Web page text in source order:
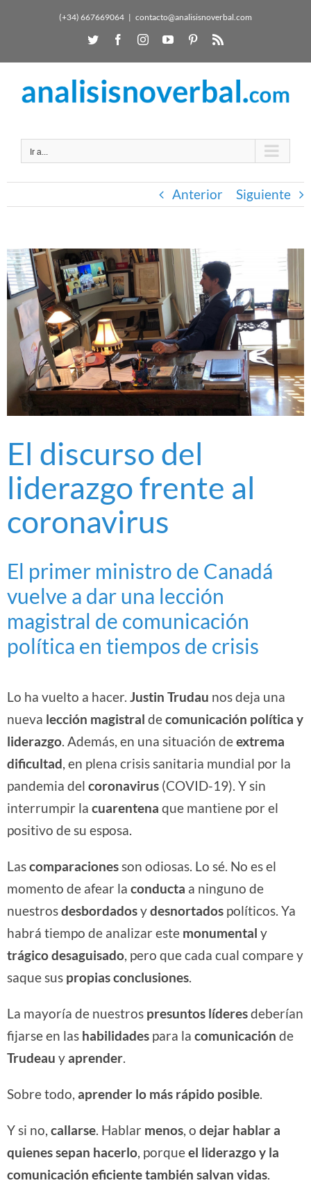
(+34) 667669064 | contacto@analisisnoverbal.com
Ir a...
Anterior Siguiente
El discurso del
liderazgo frente al
coronavirus
El primer ministro de Canadá
vuelve a dar una lección
magistral de comunicación
política en tiempos de crisis
Lo ha vuelto a hacer. Justin Trudau nos deja una
nueva lección magistral decomunicación política y
liderazgo . Además, en una situación deextrema
dificultad , en plena crisis sanitaria mundial por la
pandemia del coronavirus (COVID-19). Y sin
interrumpir la cuarentena que mantiene por el
positivo de su esposa.
Lascomparaciones son odiosas. Lo sé. No es el
momento de afear la conducta a ninguno de
nuestrosdesbordadosydesnortados políticos. Ya
habrá tiempo de analizar este monumental y
trágico desaguisado , pero que cada cual compare y
saque sus propias conclusiones
La mayoría de nuestros presuntos líderesdeberían
fijarse en las habilidades para la comunicación de
Trudeau yaprender
Sobre todo, aprender lo más rápido posible
Y si no, callarse . Hablar menos , o dejar hablar a
quienes sepan hacerlo , porqueel liderazgo y la
comunicación eficiente también salvan vidas